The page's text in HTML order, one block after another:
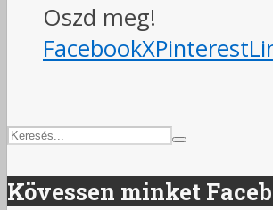
Oszd meg!
FacebookXPinterest
Kövessen minket